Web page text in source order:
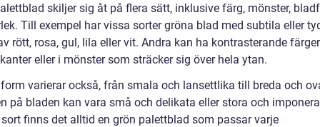
skiljer sig åt på flera sätt, inklusive färg, mönster,
Till exempel har vissa sorter gröna blad med subtila eller
rött, rosa, gul, lila eller vit. Andra kan ha kontrasterande
eller i mönster som sträcker sig över hela ytan.
varierar också, från smala och lansettlika till breda och
på bladen kan vara små och delikata eller stora och
finns det alltid en grön palettblad som passar varje